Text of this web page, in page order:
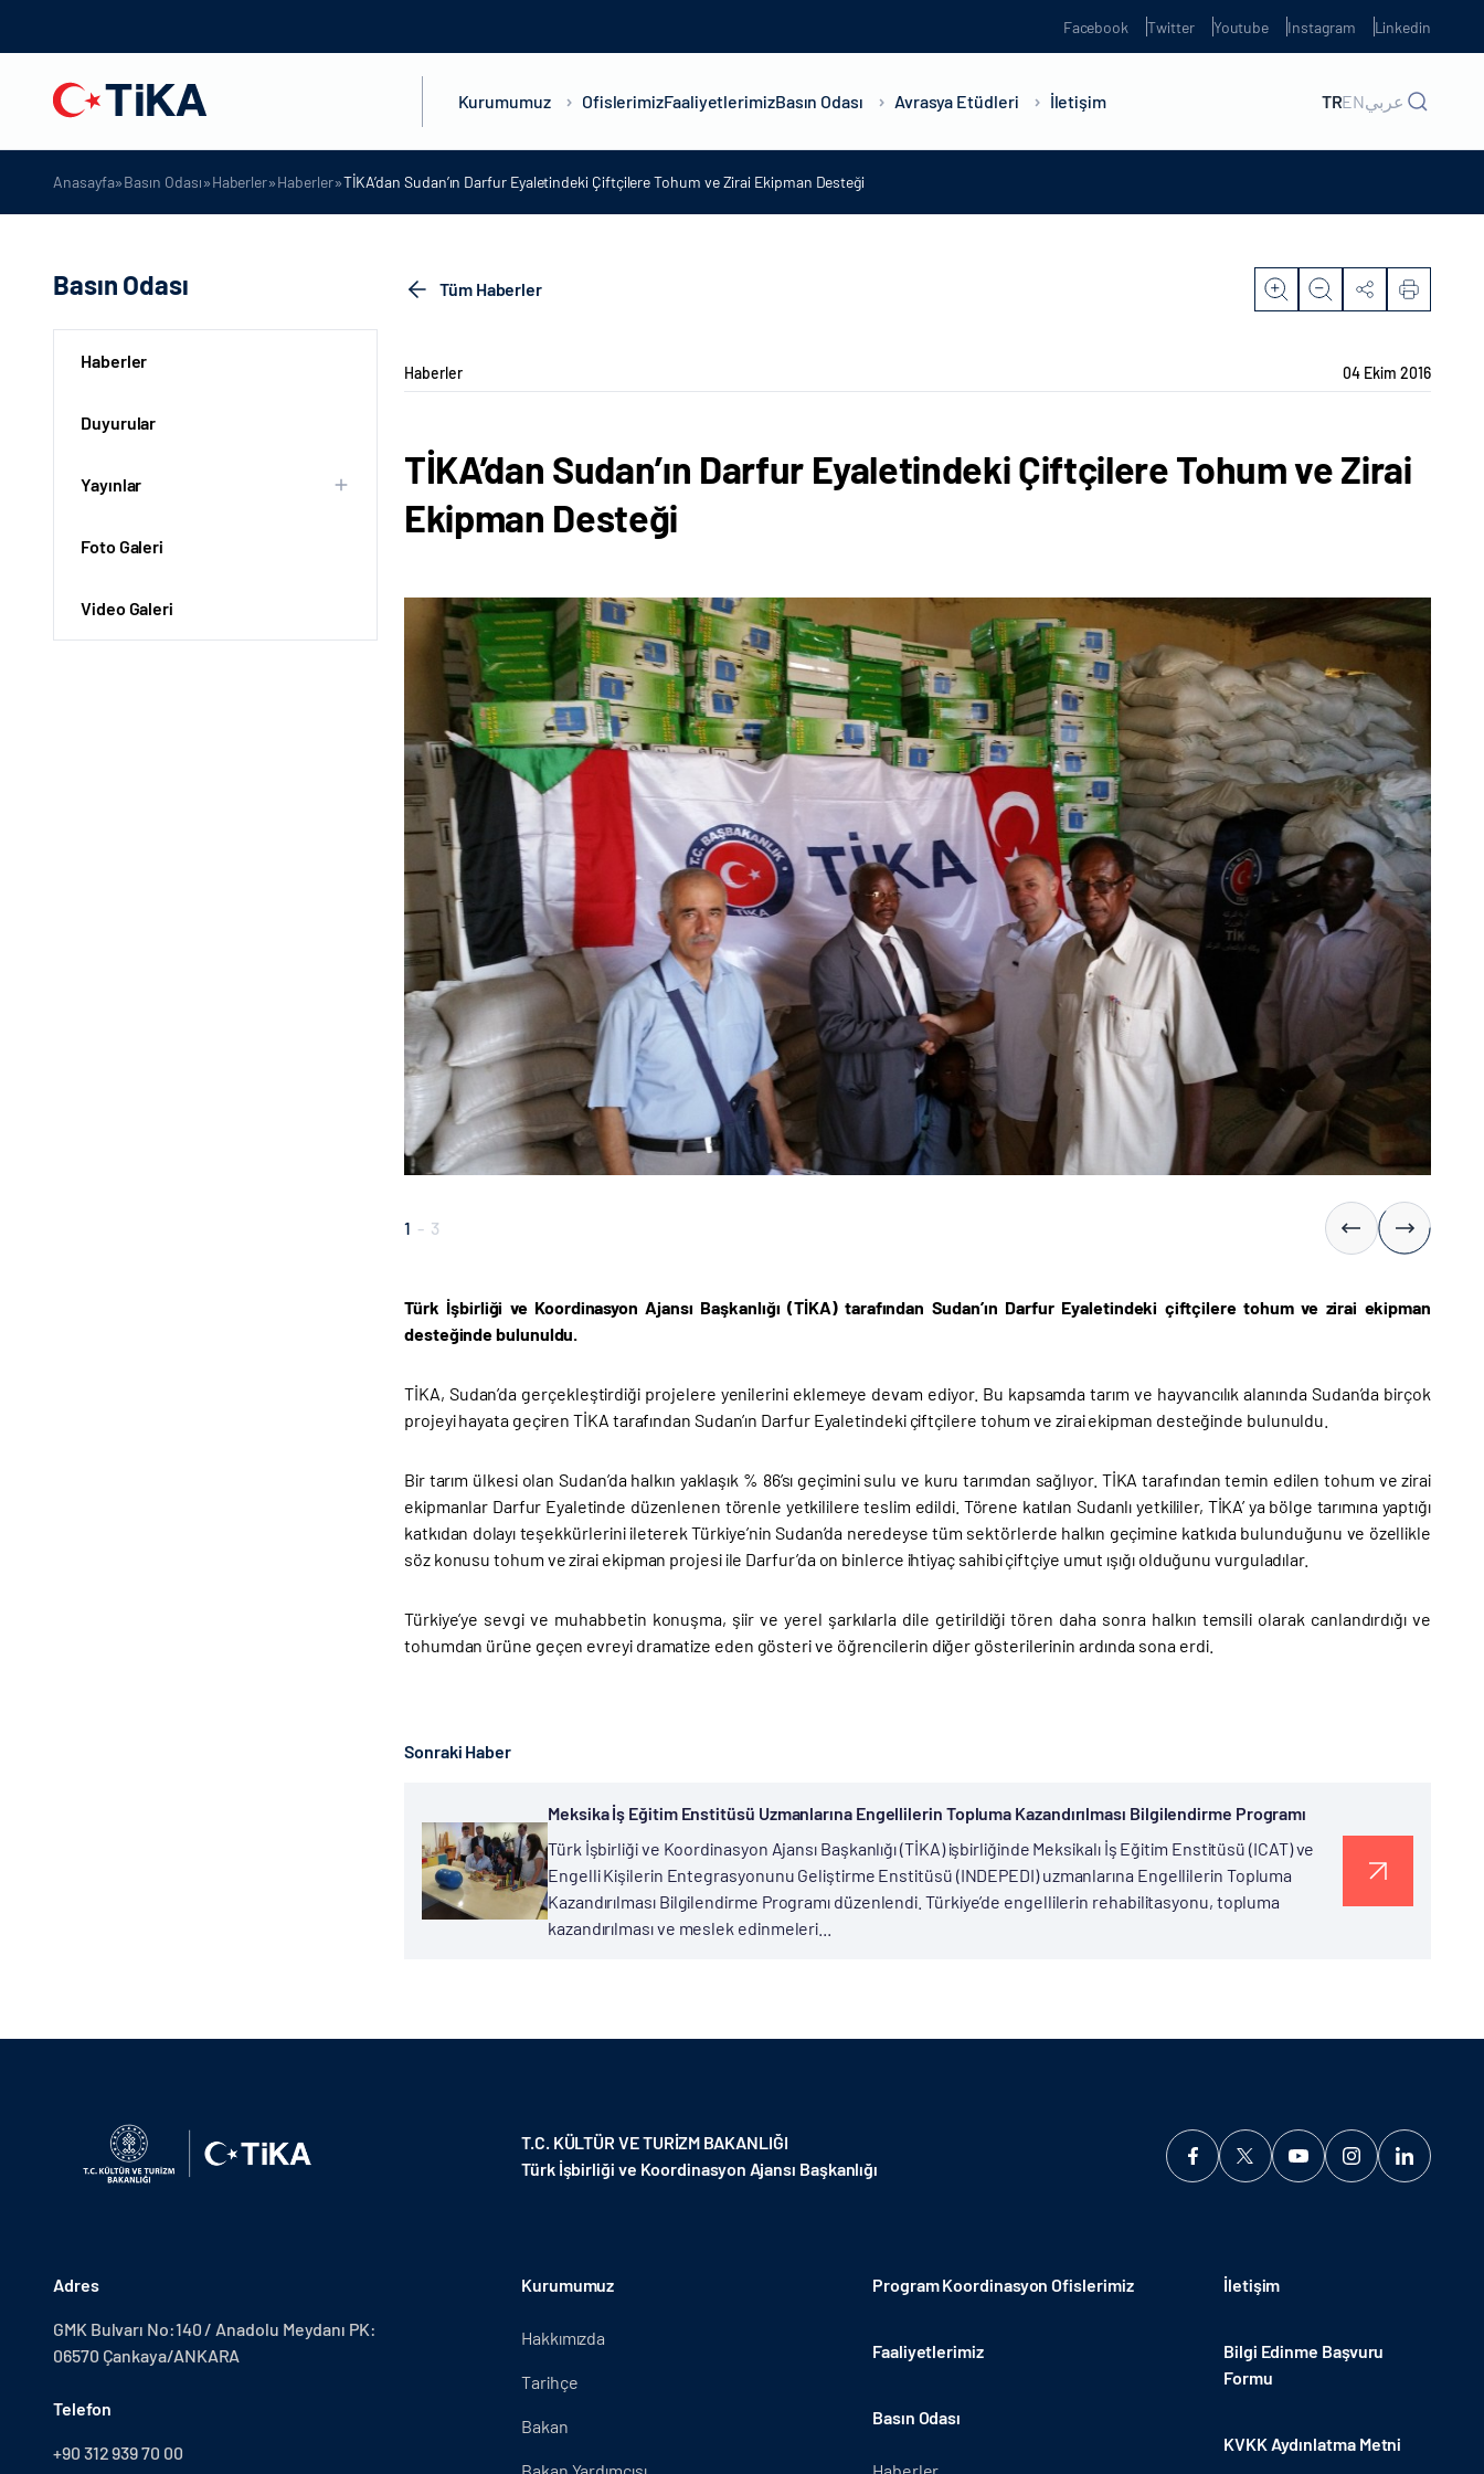
Facebook Twitter Youtube Instagram Linkedin
Kurumumuz OfislerimizFaaliyetlerimizBasın Odası Avrasya Etüdleri İletişim TRENعربي
Anasayfa»Basın Odası»Haberler»Haberler»TİKA’dan Sudan’ın Darfur Eyaletindeki Çiftçilere Tohum ve Zirai Ekipman Desteği
Basın Odası
Haberler
Duyurular
Yayınlar
Foto Galeri
Video Galeri
Tüm Haberler
Haberler 04 Ekim 2016
TİKA’dan Sudan’ın Darfur Eyaletindeki Çiftçilere Tohum ve Zirai
Ekipman Desteği
1 - 3
Türk İşbirliği ve Koordinasyon Ajansı Başkanlığı (TİKA) tarafından Sudan’ın Darfur Eyaletindeki çiftçilere tohum ve zirai ekipman
desteğinde bulunuldu.
TİKA, Sudan’da gerçekleştirdiği projelere yenilerini eklemeye devam ediyor. Bu kapsamda tarım ve hayvancılık alanında Sudan’da birçok
projeyi hayata geçiren TİKA tarafından Sudan’ın Darfur Eyaletindeki çiftçilere tohum ve zirai ekipman desteğinde bulunuldu.
Bir tarım ülkesi olan Sudan’da halkın yaklaşık % 86’sı geçimini sulu ve kuru tarımdan sağlıyor. TİKA tarafından temin edilen tohum ve zirai
ekipmanlar Darfur Eyaletinde düzenlenen törenle yetkililere teslim edildi. Törene katılan Sudanlı yetkililer, TİKA’ ya bölge tarımına yaptığı
katkıdan dolayı teşekkürlerini ileterek Türkiye’nin Sudan’da neredeyse tüm sektörlerde halkın geçimine katkıda bulunduğunu ve özellikle
söz konusu tohum ve zirai ekipman projesi ile Darfur’da on binlerce ihtiyaç sahibi çiftçiye umut ışığı olduğunu vurguladılar.
Türkiye’ye sevgi ve muhabbetin konuşma, şiir ve yerel şarkılarla dile getirildiği tören daha sonra halkın temsili olarak canlandırdığı ve
tohumdan ürüne geçen evreyi dramatize eden gösteri ve öğrencilerin diğer gösterilerinin ardında sona erdi.
Sonraki Haber
Meksika İş Eğitim Enstitüsü Uzmanlarına Engellilerin Topluma Kazandırılması Bilgilendirme Programı
Türk İşbirliği ve Koordinasyon Ajansı Başkanlığı (TİKA) işbirliğinde Meksikalı İş Eğitim Enstitüsü (ICAT) ve
Engelli Kişilerin Entegrasyonunu Geliştirme Enstitüsü (INDEPEDI) uzmanlarına Engellilerin Topluma
Kazandırılması Bilgilendirme Programı düzenlendi. Türkiye’de engellilerin rehabilitasyonu, topluma
kazandırılması ve meslek edinmeleri...
T.C. KÜLTÜR VE TURİZM BAKANLIĞI
Türk İşbirliği ve Koordinasyon Ajansı Başkanlığı
Adres
GMK Bulvarı No:140 / Anadolu Meydanı PK:
06570 Çankaya/ANKARA
Telefon
+90 312 939 70 00
Kurumumuz
Hakkımızda
Tarihçe
Bakan
Program Koordinasyon Ofislerimiz
Faaliyetlerimiz
Basın Odası
İletişim
Bilgi Edinme Başvuru
Formu
KVKK Aydınlatma Metni